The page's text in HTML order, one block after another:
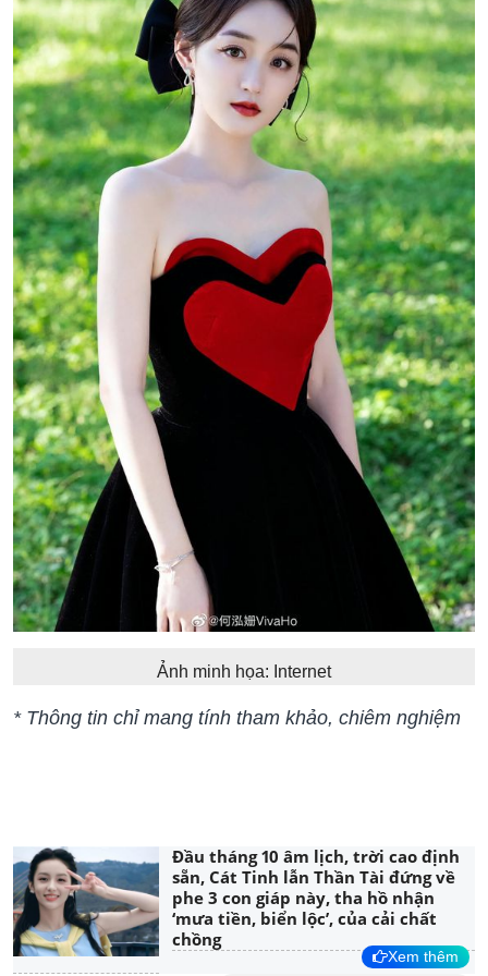
Ảnh minh họa: Internet
* Thông tin chỉ mang tính tham khảo, chiêm nghiệm
Đầu tháng 10 âm lịch, trời cao định
sẵn, Cát Tinh lẫn Thần Tài đứng về
phe 3 con giáp này, tha hồ nhận
‘mưa tiền, biển lộc’, của cải chất
chồng
Xem thêm